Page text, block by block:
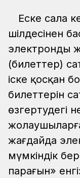
Еске сала
шілдесінен
электронды
(билеттер)
іске қосқан
билеттерін
өзгертудегі
жағдайда
мүмкіндік
парағын»